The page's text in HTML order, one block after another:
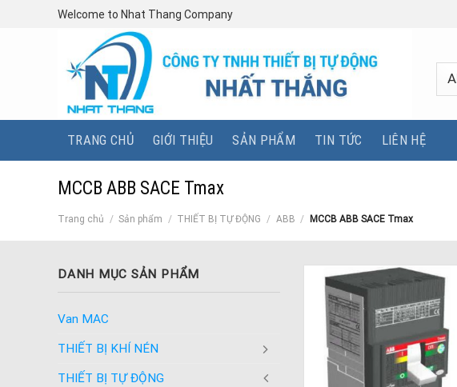
Welcome to Nhat Thang Company
TRANG CHỦ GIỚI THIỆU SẢN PHẨM TIN TỨC LIÊN HỆ
MCCB ABB SACE Tmax
Trang chủ / Sản phẩm / THIẾT BỊ TỰ ĐỘNG / ABB / MCCB ABB SACE Tmax
DANH MỤC SẢN PHẨM
Van MAC
THIẾT BỊ KHÍ NÉN
THIẾT BỊ TỰ ĐỘNG